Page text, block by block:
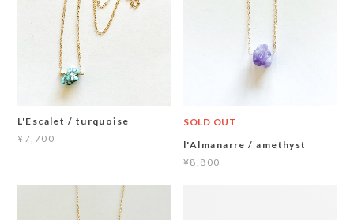
L'Escalet / turquoise
¥7,700
SOLD OUT
l'Almanarre / amethyst
¥8,800